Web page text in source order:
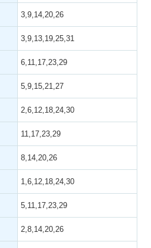
3,9,14,20,26
3,9,13,19,25,31
6,11,17,23,29
5,9,15,21,27
2,6,12,18,24,30
11,17,23,29
8,14,20,26
1,6,12,18,24,30
5,11,17,23,29
2,8,14,20,26